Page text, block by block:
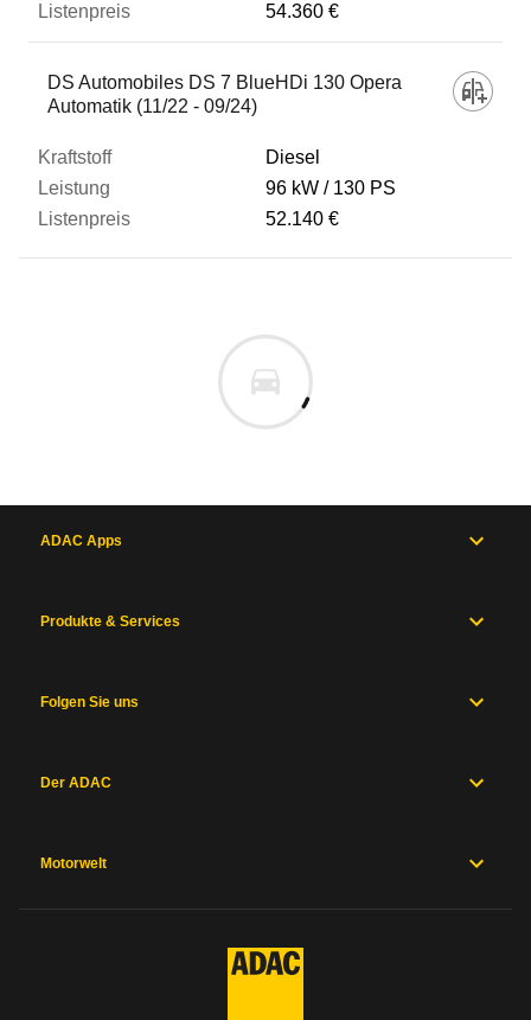
54.360 €
DS Automobiles DS 7 BlueHDi 130 Opera
Automatik (11/22 - 09/24)
Diesel
96 kW
130 PS
52.140 €
ADAC Apps
Produkte & Services
Folgen Sie uns
Der ADAC
Motorwelt